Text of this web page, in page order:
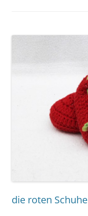
die roten Schuhe